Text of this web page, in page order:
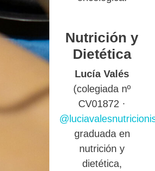
Nutrición y
Dietética
Lucía Valés
(colegiada nº
CV01872 ·
graduada en
nutrición y
dietética,